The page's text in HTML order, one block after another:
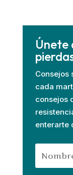
Únete
Consejos
cada
consejos
enterarte